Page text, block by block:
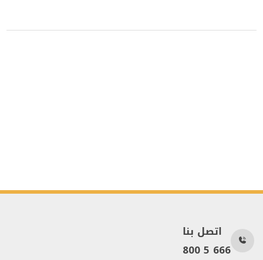
اتصل بنا
800 5 666